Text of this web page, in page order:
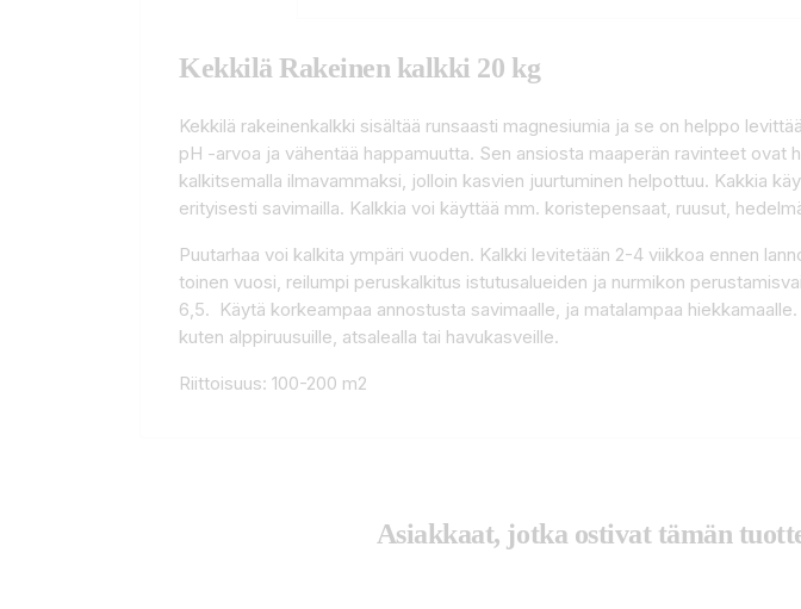
Kekkilä Rakeinen kalkki 20 kg
Kekkilä rakeinenkalkki sisältää runsaasti magnesiumia ja se on helppo
pH -arvoa ja vähentää happamuutta. Sen ansiosta maaperän ravinteet
kalkitsemalla ilmavammaksi, jolloin kasvien juurtuminen helpottuu. Kakkia
erityisesti savimailla. Kalkkia voi käyttää mm. koristepensaat, ruusut,
Puutarhaa voi kalkita ympäri vuoden. Kalkki levitetään 2-4 viikkoa ennen
toinen vuosi, reilumpi peruskalkitus istutusalueiden ja nurmikon
6,5. Käytä korkeampaa annostusta savimaalle, ja matalampaa
kuten alppiruusuille, atsalealla tai havukasveille.
Riittoisuus: 100-200 m2
Asiakkaat, jotka ostivat tämän